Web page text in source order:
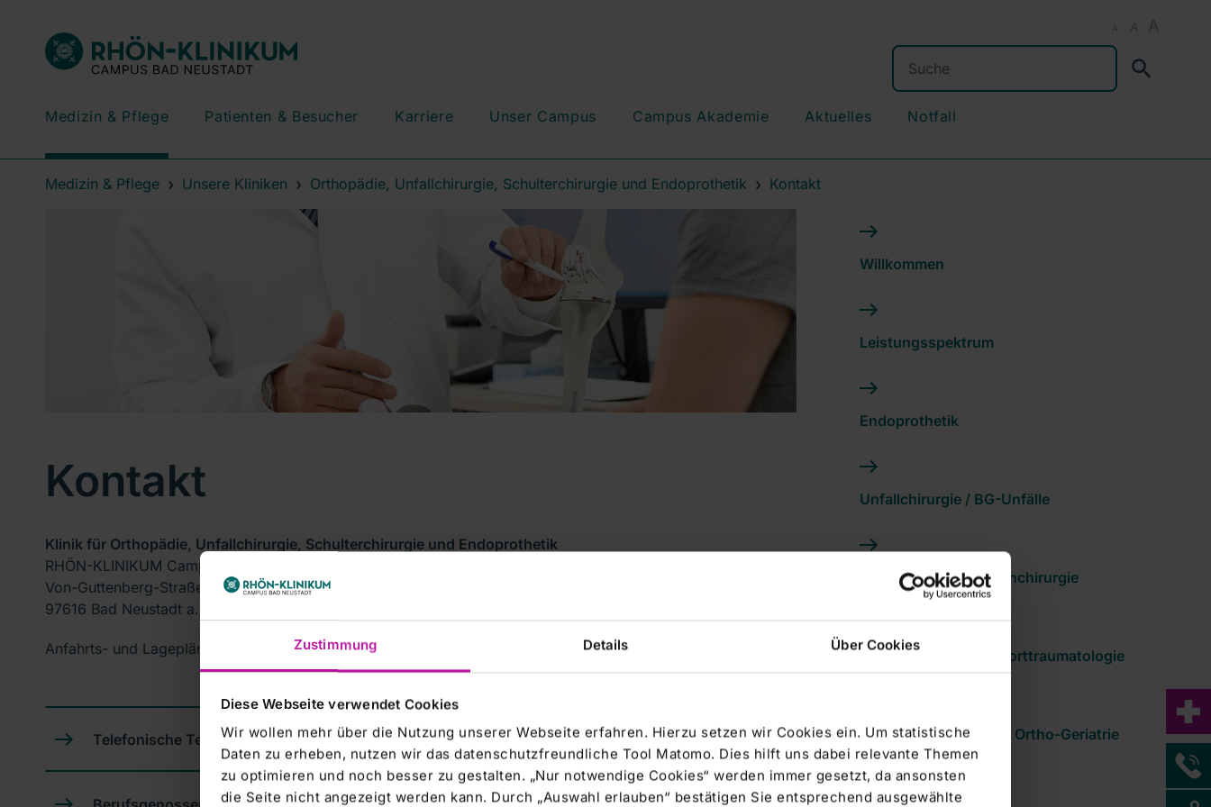
Zustimmung Details Über Cookies
Diese Webseite verwendet Cookies
Wir wollen mehr über die Nutzung unserer Webseite erfahren. Hierzu setzen wir Cookies ein. Um statistische
Daten zu erheben, nutzen wir das datenschutzfreundliche Tool Matomo. Dies hilft uns dabei relevante Themen
zu optimieren und noch besser zu gestalten. „Nur notwendige Cookies“ werden immer gesetzt, da ansonsten
die Seite nicht angezeigt werden kann. Durch „Auswahl erlauben“ bestätigen Sie entsprechend ausgewählte
A A A
Suchen
Medizin & Pflege Patienten & Besucher Karriere Unser Campus Campus Akademie Aktuelles Notfall
Medizin & Pflege Unsere Kliniken Orthopädie, Unfallchirurgie, Schulterchirurgie und Endoprothetik Kontakt
Kontakt
Klinik für Orthopädie, Unfallchirurgie, Schulterchirurgie und Endoprothetik
RHÖN-KLINIKUM Campus Bad Neustadt
Von-Guttenberg-Straße 11
97616 Bad Neustadt a. d. Saale
Anfahrts- und Lagepläne unseres Campus finden Sie
Telefonische Terminvergabe | T. 09771 66-21070
Willkommen
Leistungsspektrum
Endoprothetik
Unfallchirurgie / BG-Unfälle
Schulter- & Ellenbogenchirurgie
Sportorthopädie & Sporttraumatologie
Alterstraumatologie & Ortho-Geriatrie